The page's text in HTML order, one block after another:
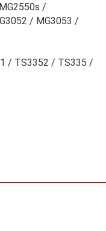
/
/ MG3053 /
/ TS3352 / TS335 /